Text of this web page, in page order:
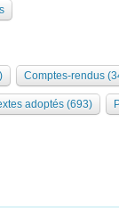
Collège des
Comptes-rendus
adoptés (693)